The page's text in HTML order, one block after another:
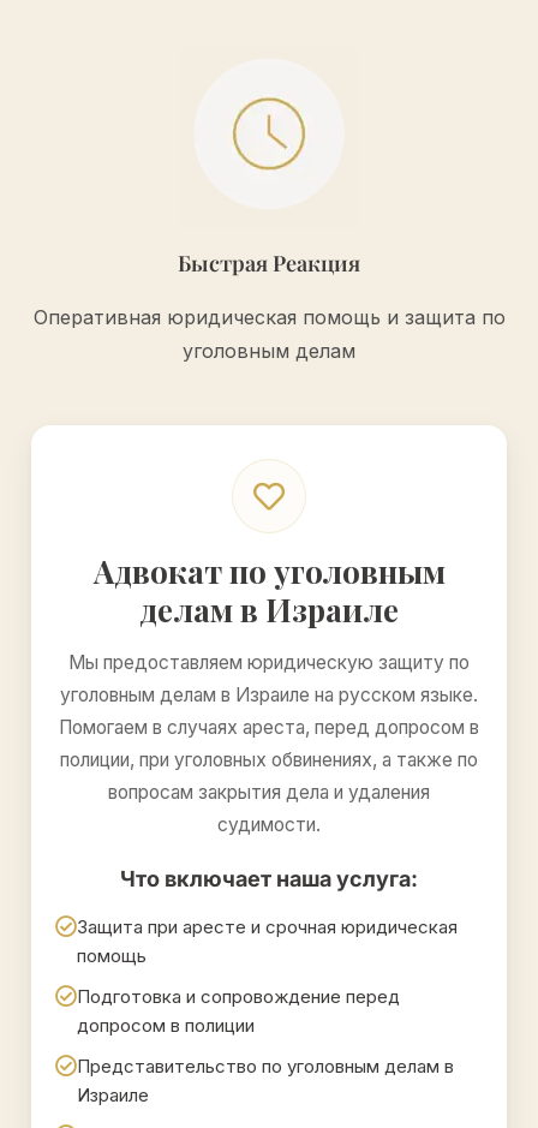
Быстрая Реакция
Оперативная юридическая помощь и защита по
уголовным делам
Адвокат по уголовным
делам в Израиле
Мы предоставляем юридическую защиту по
уголовным делам в Израиле на русском языке.
Помогаем в случаях ареста, перед допросом в
полиции, при уголовных обвинениях, а также по
вопросам закрытия дела и удаления
судимости.
Что включает наша услуга:
Защита при аресте и срочная юридическая
помощь
Подготовка и сопровождение перед
допросом в полиции
Представительство по уголовным делам в
Израиле